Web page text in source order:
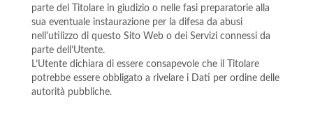
parte del Titolare in giudizio o nelle fasi preparatorie alla
sua eventuale instaurazione per la difesa da abusi
nell'utilizzo di questo Sito Web o dei Servizi connessi da
parte dell’Utente.
L’Utente dichiara di essere consapevole che il Titolare
potrebbe essere obbligato a rivelare i Dati per ordine delle
autorità pubbliche.